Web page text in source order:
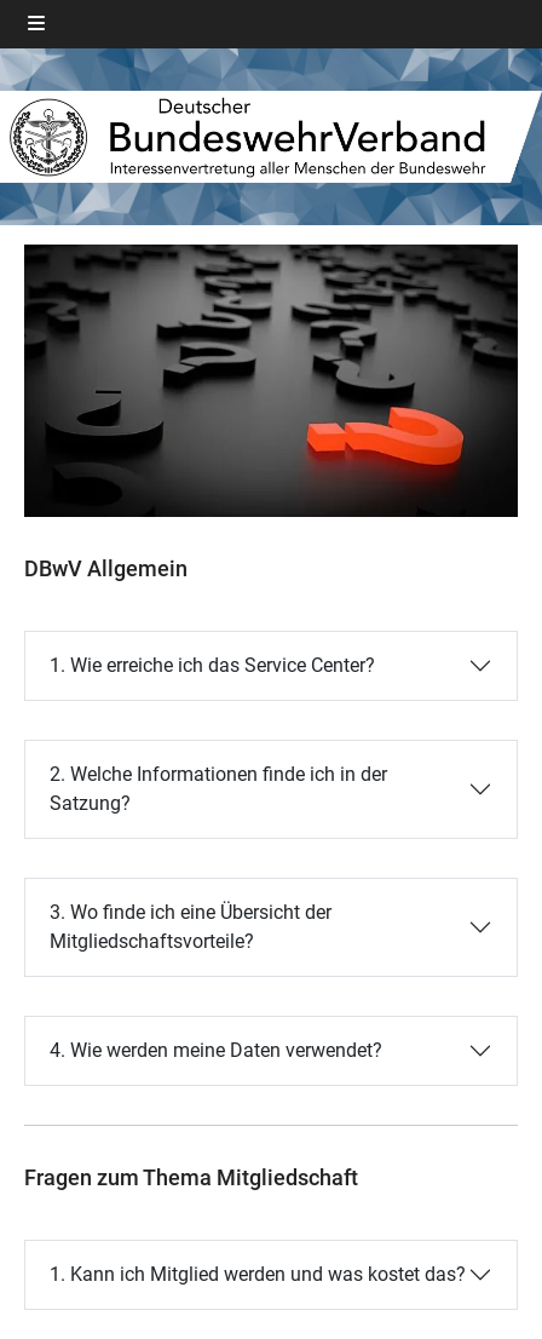
DBwV Allgemein
1. Wie erreiche ich das Service Center?
2. Welche Informationen finde ich in der
Satzung?
3. Wo finde ich eine Übersicht der
Mitgliedschaftsvorteile?
4. Wie werden meine Daten verwendet?
Fragen zum Thema Mitgliedschaft
1. Kann ich Mitglied werden und was kostet das?